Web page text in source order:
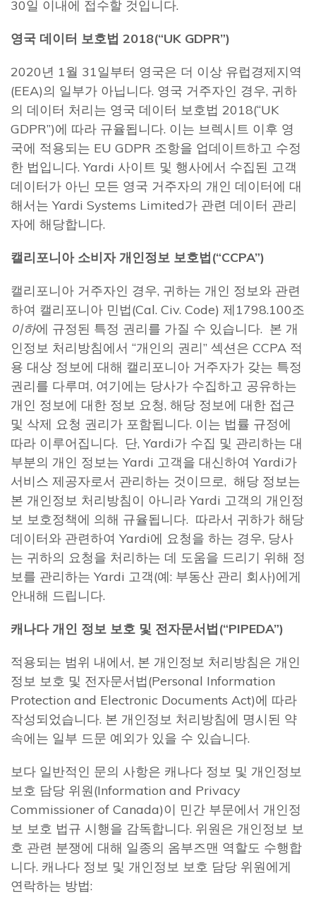
30일 이내에 접수할 것입니다.
영국 데이터 보호법 2018(“UK GDPR”)
2020년 1월 31일부터 영국은 더 이상 유럽경제지역
(EEA)의 일부가 아닙니다. 영국 거주자인 경우, 귀하
의 데이터 처리는 영국 데이터 보호법 2018(“UK
GDPR”)에 따라 규율됩니다. 이는 브렉시트 이후 영
국에 적용되는 EU GDPR 조항을 업데이트하고 수정
한 법입니다. Yardi 사이트 및 행사에서 수집된 고객
데이터가 아닌 모든 영국 거주자의 개인 데이터에 대
해서는 Yardi Systems Limited가 관련 데이터 관리
자에 해당합니다.
캘리포니아 소비자 개인정보 보호법(“CCPA”)
캘리포니아 거주자인 경우, 귀하는 개인 정보와 관련
하여 캘리포니아 민법(Cal. Civ. Code) 제1798.100조
이하에 규정된 특정 권리를 가질 수 있습니다. 본 개
인정보 처리방침에서 “개인의 권리” 섹션은 CCPA 적
용 대상 정보에 대해 캘리포니아 거주자가 갖는 특정
권리를 다루며, 여기에는 당사가 수집하고 공유하는
개인 정보에 대한 정보 요청, 해당 정보에 대한 접근
및 삭제 요청 권리가 포함됩니다. 이는 법률 규정에
따라 이루어집니다. 단, Yardi가 수집 및 관리하는 대
부분의 개인 정보는 Yardi 고객을 대신하여 Yardi가
서비스 제공자로서 관리하는 것이므로, 해당 정보는
본 개인정보 처리방침이 아니라 Yardi 고객의 개인정
보 보호정책에 의해 규율됩니다. 따라서 귀하가 해당
데이터와 관련하여 Yardi에 요청을 하는 경우, 당사
는 귀하의 요청을 처리하는 데 도움을 드리기 위해 정
보를 관리하는 Yardi 고객(예: 부동산 관리 회사)에게
안내해 드립니다.
캐나다 개인 정보 보호 및 전자문서법(“PIPEDA”)
적용되는 범위 내에서, 본 개인정보 처리방침은 개인
정보 보호 및 전자문서법(Personal Information
Protection and Electronic Documents Act)에 따라
작성되었습니다. 본 개인정보 처리방침에 명시된 약
속에는 일부 드문 예외가 있을 수 있습니다.
보다 일반적인 문의 사항은 캐나다 정보 및 개인정보
보호 담당 위원(Information and Privacy
Commissioner of Canada)이 민간 부문에서 개인정
보 보호 법규 시행을 감독합니다. 위원은 개인정보 보
호 관련 분쟁에 대해 일종의 옴부즈맨 역할도 수행합
니다. 캐나다 정보 및 개인정보 보호 담당 위원에게
연락하는 방법: